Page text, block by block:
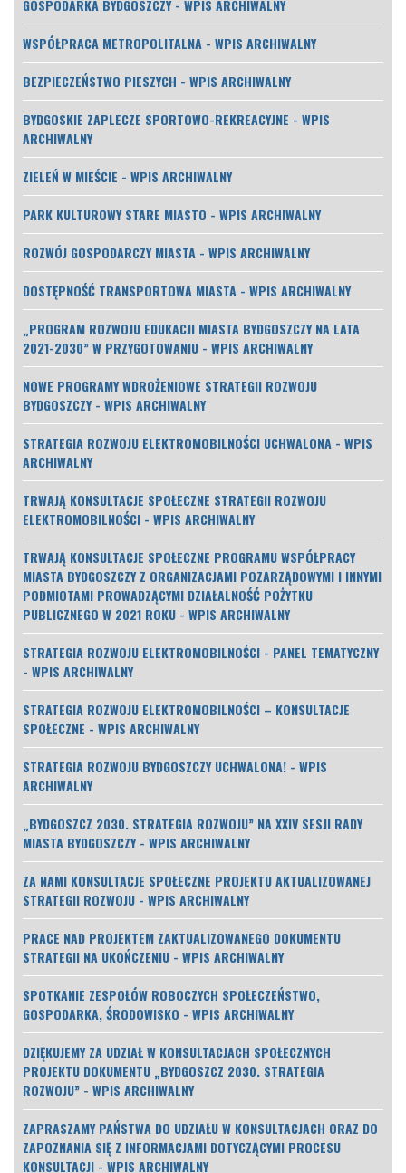
GOSPODARKA BYDGOSZCZY - WPIS ARCHIWALNY
WSPÓŁPRACA METROPOLITALNA - WPIS ARCHIWALNY
BEZPIECZEŃSTWO PIESZYCH - WPIS ARCHIWALNY
BYDGOSKIE ZAPLECZE SPORTOWO-REKREACYJNE - WPIS
ARCHIWALNY
ZIELEŃ W MIEŚCIE - WPIS ARCHIWALNY
PARK KULTUROWY STARE MIASTO - WPIS ARCHIWALNY
ROZWÓJ GOSPODARCZY MIASTA - WPIS ARCHIWALNY
DOSTĘPNOŚĆ TRANSPORTOWA MIASTA - WPIS ARCHIWALNY
„PROGRAM ROZWOJU EDUKACJI MIASTA BYDGOSZCZY NA LATA
2021-2030” W PRZYGOTOWANIU - WPIS ARCHIWALNY
NOWE PROGRAMY WDROŻENIOWE STRATEGII ROZWOJU
BYDGOSZCZY - WPIS ARCHIWALNY
STRATEGIA ROZWOJU ELEKTROMOBILNOŚCI UCHWALONA - WPIS
ARCHIWALNY
TRWAJĄ KONSULTACJE SPOŁECZNE STRATEGII ROZWOJU
ELEKTROMOBILNOŚCI - WPIS ARCHIWALNY
TRWAJĄ KONSULTACJE SPOŁECZNE PROGRAMU WSPÓŁPRACY
MIASTA BYDGOSZCZY Z ORGANIZACJAMI POZARZĄDOWYMI I INNYMI
PODMIOTAMI PROWADZĄCYMI DZIAŁALNOŚĆ POŻYTKU
PUBLICZNEGO W 2021 ROKU - WPIS ARCHIWALNY
STRATEGIA ROZWOJU ELEKTROMOBILNOŚCI - PANEL TEMATYCZNY
- WPIS ARCHIWALNY
STRATEGIA ROZWOJU ELEKTROMOBILNOŚCI – KONSULTACJE
SPOŁECZNE - WPIS ARCHIWALNY
STRATEGIA ROZWOJU BYDGOSZCZY UCHWALONA! - WPIS
ARCHIWALNY
„BYDGOSZCZ 2030. STRATEGIA ROZWOJU” NA XXIV SESJI RADY
MIASTA BYDGOSZCZY - WPIS ARCHIWALNY
ZA NAMI KONSULTACJE SPOŁECZNE PROJEKTU AKTUALIZOWANEJ
STRATEGII ROZWOJU - WPIS ARCHIWALNY
PRACE NAD PROJEKTEM ZAKTUALIZOWANEGO DOKUMENTU
STRATEGII NA UKOŃCZENIU - WPIS ARCHIWALNY
SPOTKANIE ZESPOŁÓW ROBOCZYCH SPOŁECZEŃSTWO,
GOSPODARKA, ŚRODOWISKO - WPIS ARCHIWALNY
DZIĘKUJEMY ZA UDZIAŁ W KONSULTACJACH SPOŁECZNYCH
PROJEKTU DOKUMENTU „BYDGOSZCZ 2030. STRATEGIA
ROZWOJU” - WPIS ARCHIWALNY
ZAPRASZAMY PAŃSTWA DO UDZIAŁU W KONSULTACJACH ORAZ DO
ZAPOZNANIA SIĘ Z INFORMACJAMI DOTYCZĄCYMI PROCESU
KONSULTACJI - WPIS ARCHIWALNY